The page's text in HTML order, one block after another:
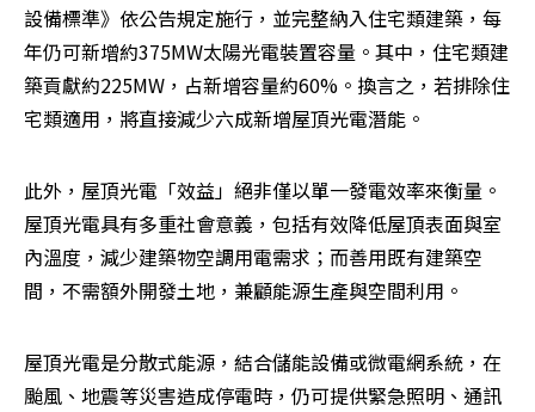
設備標準》依公告規定施行，並完整納入住宅類建築，每
年仍可新增約375MW太陽光電裝置容量。其中，住宅類建
築貢獻約225MW，占新增容量約60%。換言之，若排除住
宅類適用，將直接減少六成新增屋頂光電潛能。
此外，屋頂光電「效益」絕非僅以單一發電效率來衡量。
屋頂光電具有多重社會意義，包括有效降低屋頂表面與室
內溫度，減少建築物空調用電需求；而善用既有建築空
間，不需額外開發土地，兼顧能源生產與空間利用。
屋頂光電是分散式能源，結合儲能設備或微電網系統，在
颱風、地震等災害造成停電時，仍可提供緊急照明、通訊